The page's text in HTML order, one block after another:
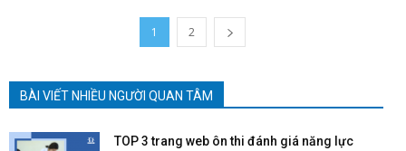
1 2
BÀI VIẾT NHIỀU NGƯỜI QUAN TÂM
TOP 3 trang web ôn thi đánh giá năng lực